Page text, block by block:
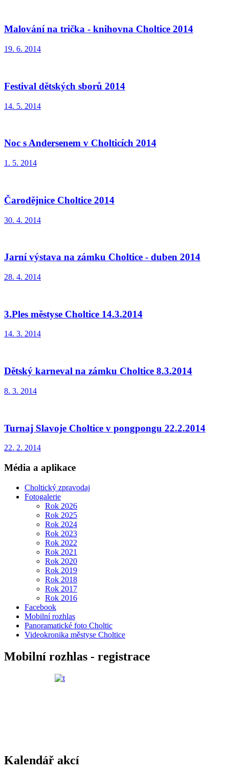
Malování na trička - knihovna Choltice 2014
19. 6. 2014
Festival dětských sborů 2014
14. 5. 2014
Noc s Andersenem v Cholticích 2014
1. 5. 2014
Čarodějnice Choltice 2014
30. 4. 2014
Jarní výstava na zámku Choltice - duben 2014
28. 4. 2014
3.Ples městyse Choltice 14.3.2014
14. 3. 2014
Dětský karneval na zámku Choltice 8.3.2014
8. 3. 2014
Turnaj Slavoje Choltice v pongpongu 22.2.2014
22. 2. 2014
Média a aplikace
Choltický zpravodaj
Fotogalerie
Rok 2026
Rok 2025
Rok 2024
Rok 2023
Rok 2022
Rok 2021
Rok 2020
Rok 2019
Rok 2018
Rok 2017
Rok 2016
Facebook
Mobilní rozhlas
Panoramatické foto Choltic
Videokronika městyse Choltice
Mobilní rozhlas - registrace
Kalendář akcí